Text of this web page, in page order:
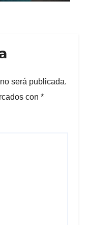
será publicada.
con *